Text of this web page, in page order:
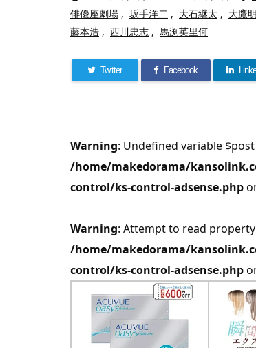
俳優座劇場 , 坂手洋二 , 大石継太 , 大鷹
藤本浩 , 西川忠志 , 馬渕英里何
Twitter Facebook
Warning: Undefined variable
/home/makedorama/
control/ks-control-adsense.php
Warning: Attempt to read
/home/makedorama/
control/ks-control-adsense.php